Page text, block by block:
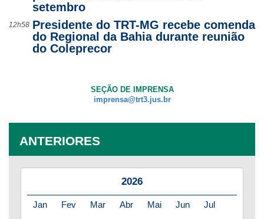
setembro
12h58 Presidente do TRT-MG recebe comenda
do Regional da Bahia durante reunião
do Coleprecor
SEÇÃO DE IMPRENSA
imprensa@trt3.jus.br
ANTERIORES
2026
Jan Fev Mar Abr Mai Jun
Jul